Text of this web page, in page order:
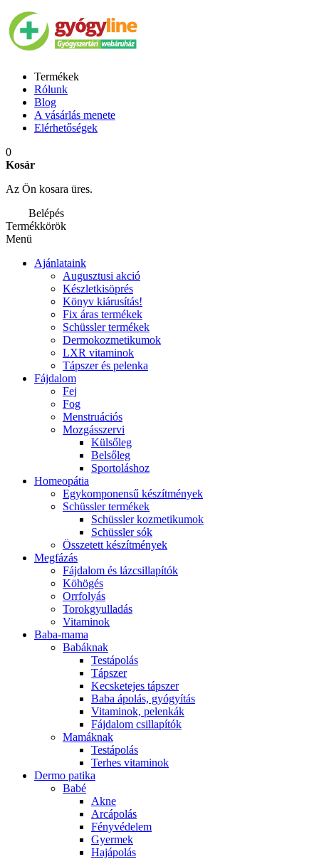
Termékek
Rólunk
Blog
A vásárlás menete
Elérhetőségek
0
Kosár
Az Ön kosara üres.
Belépés
Termékkörök
Menü
Ajánlataink
Augusztusi akció
Készletkisöprés
Könyv kiárusítás!
Fix áras termékek
Schüssler termékek
Dermokozmetikumok
LXR vitaminok
Tápszer és pelenka
Fájdalom
Fej
Fog
Menstruációs
Mozgásszervi
Külsőleg
Belsőleg
Sportoláshoz
Homeopátia
Egykomponensű készítmények
Schüssler termékek
Schüssler kozmetikumok
Schüssler sók
Összetett készítmények
Megfázás
Fájdalom és lázcsillapítók
Köhögés
Orrfolyás
Torokgyulladás
Vitaminok
Baba-mama
Babáknak
Testápolás
Tápszer
Kecsketejes tápszer
Baba ápolás, gyógyítás
Vitaminok, pelenkák
Fájdalom csillapítók
Mamáknak
Testápolás
Terhes vitaminok
Dermo patika
Babé
Akne
Arcápolás
Fényvédelem
Gyermek
Hajápolás